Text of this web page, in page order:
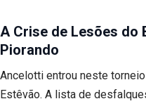
A Crise de Lesões do
Piorando
Ancelotti entrou neste
Estêvão. A lista de